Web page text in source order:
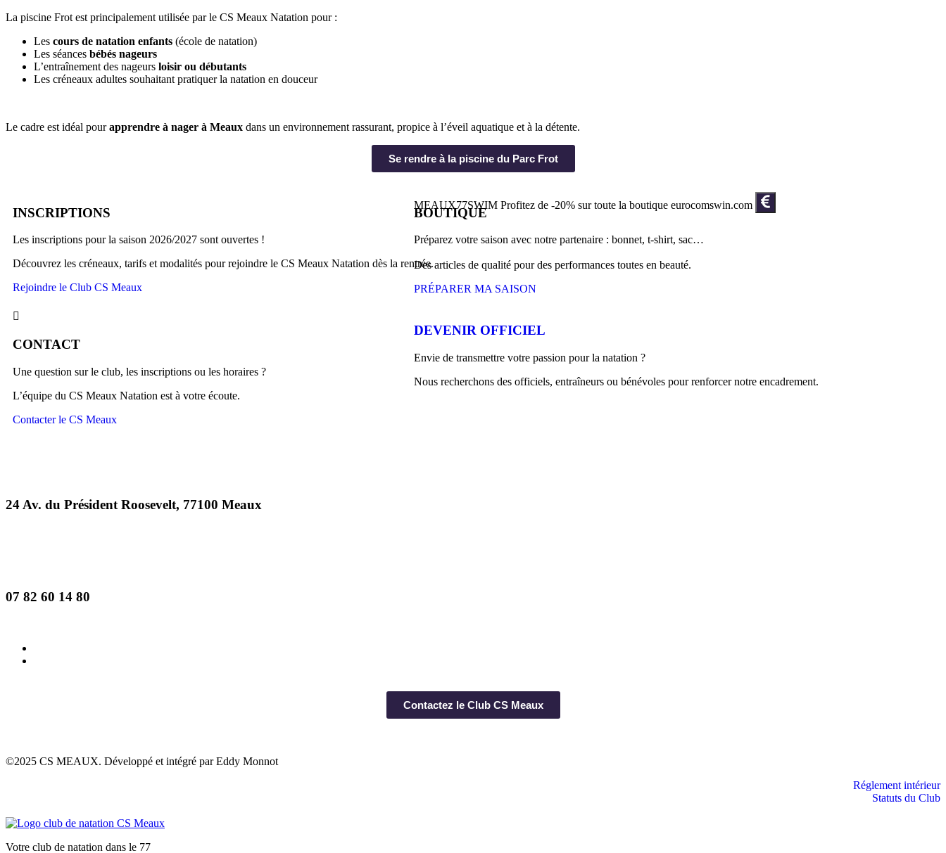
La piscine Frot est principalement utilisée par le CS Meaux Natation pour :
Les cours de natation enfants (école de natation)
Les séances bébés nageurs
L’entraînement des nageurs loisir ou débutants
Les créneaux adultes souhaitant pratiquer la natation en douceur
Le cadre est idéal pourapprendre à nager à Meaux dans un environnement rassurant, propice à l’éveil aquatique et à la détente.
Se rendre à la piscine du Parc Frot
INSCRIPTIONS
Les inscriptions pour la saison 2026/2027 sont ouvertes !
Découvrez les créneaux, tarifs et modalités pour rejoindre le CS Meaux Natation dès la rentrée.
Rejoindre le Club CS Meaux
CONTACT
Une question sur le club, les inscriptions ou les horaires ?
L’équipe du CS Meaux Natation est à votre écoute.
Contacter le CS Meaux
BOUTIQUE
Préparez votre saison avec notre partenaire : bonnet, t-shirt, sac…
Des articles de qualité pour des performances toutes en beauté.
PRÉPARER MA SAISON
DEVENIR OFFICIEL
Envie de transmettre votre passion pour la natation ?
Nous recherchons des officiels, entraîneurs ou bénévoles pour renforcer notre encadrement.
MEAUX77SWIM Profitez de -20% sur toute la boutique eurocomswin.com
24 Av. du Président Roosevelt, 77100 Meaux
07 82 60 14 80
Contactez le Club CS Meaux
©2025 CS MEAUX. Développé et intégré par Eddy Monnot
Réglement intérieur
Statuts du Club
Votre club de natation dans le 77